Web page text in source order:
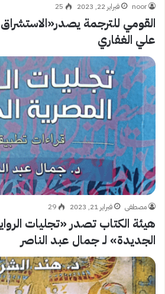
noor فبراير 22, 2023 25
القومي للترجمة
علي الغفاري
مصطفى فبراير 21, 2023 29
هيئة الكتاب تصدر «تجليات
الجديدة» لـ جمال عبد الناصر